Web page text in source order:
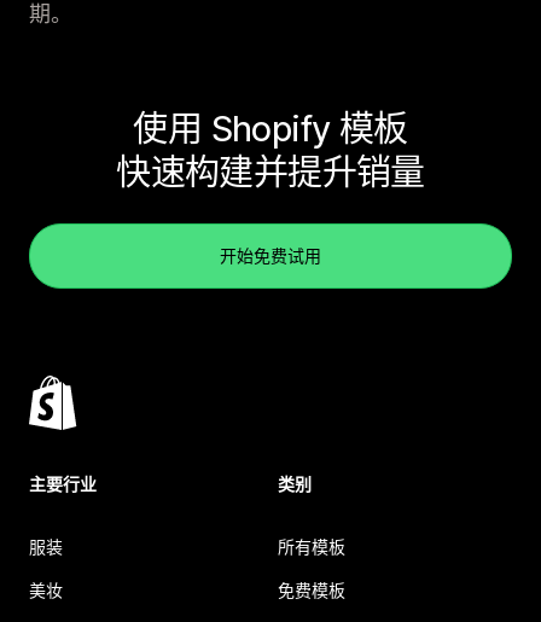
期。
使用 Shopify 模板
快速构建并提升销量
开始免费试用
主要行业
服装
美妆
类别
所有模板
免费模板